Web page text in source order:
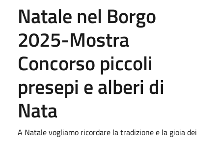
Natale nel Borgo
2025-Mostra
Concorso piccoli
presepi e alberi di
Nata
A Natale vogliamo ricordare la tradizione e la gioia dei